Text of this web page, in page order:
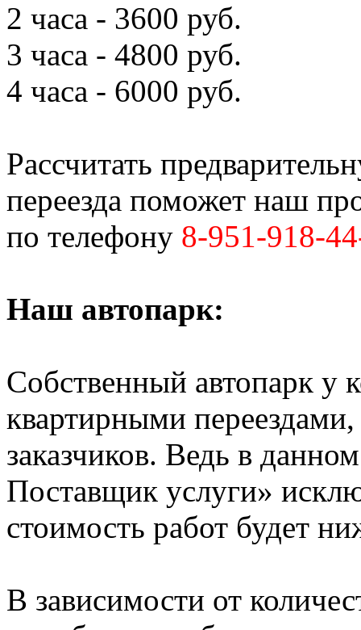
2 часа - 3600 руб.
3 часа - 4800 руб.
4 часа - 6000 руб.
Рассчитать
переезда поможет наш
по телефону 8-951-918-
Наш автопарк:
Собственный автопарк у
квартирными
заказчиков. Ведь в
Поставщик услуги»
стоимость работ будет
В зависимости от